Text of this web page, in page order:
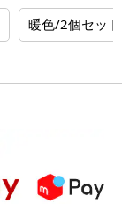
暖色/2個セット